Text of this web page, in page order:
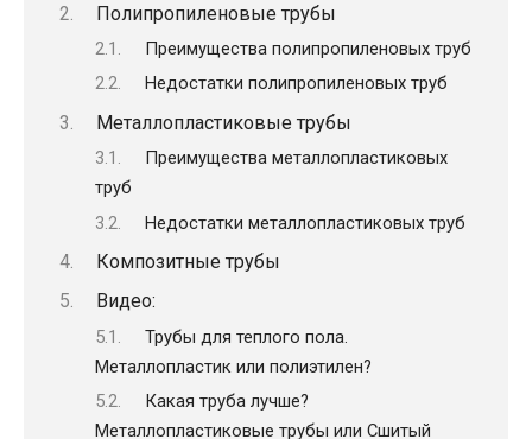
Полипропиленовые трубы
Преимущества полипропиленовых труб
Недостатки полипропиленовых труб
Металлопластиковые трубы
Преимущества металлопластиковых
труб
Недостатки металлопластиковых труб
Композитные трубы
Видео:
Трубы для теплого пола.
Металлопластик или полиэтилен?
Какая труба лучше?
Металлопластиковые трубы или Сшитый